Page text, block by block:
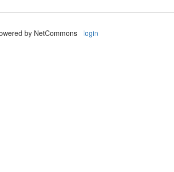
by NetCommons login